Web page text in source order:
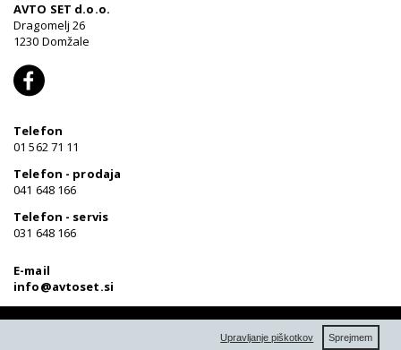
Delovanje spletne strani
Ti piškotki omogočajo pravilno delovanje spletnega
Upravljanje piškotkov Sprejmem
AVTO SET d.o.o.
Dragomelj 26
1230 Domžale
a
b
o
k
Telefon
01 562 71 11
Telefon - prodaja
041 648 166
Telefon - servis
031 648 166
E-mail
info@avtoset.si